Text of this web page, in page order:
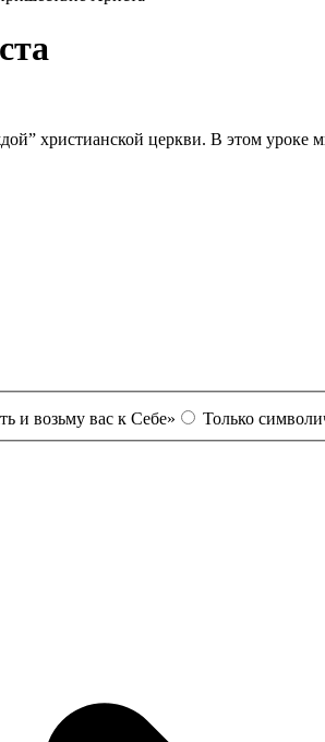
христианской церкви. В этом
и возьму вас к Себе» Только